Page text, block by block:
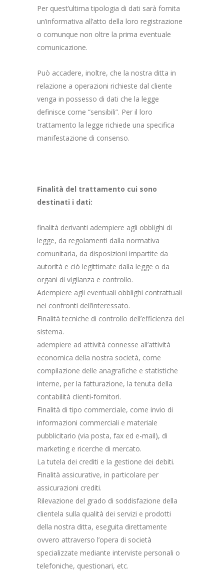
Per quest’ultima tipologia di dati sarà fornita
un’informativa all’atto della loro registrazione
o comunque non oltre la prima eventuale
comunicazione.
Può accadere, inoltre, che la nostra ditta in
relazione a operazioni richieste dal cliente
venga in possesso di dati che la legge
definisce come “sensibili”. Per il loro
trattamento la legge richiede una specifica
manifestazione di consenso.
Finalità del trattamento cui sono
destinati i dati:
finalità derivanti adempiere agli obblighi di
legge, da regolamenti dalla normativa
comunitaria, da disposizioni impartite da
autorità e ciò legittimate dalla legge o da
organi di vigilanza e controllo.
Adempiere agli eventuali obblighi contrattuali
nei confronti dell’interessato.
Finalità tecniche di controllo dell’efficienza del
sistema.
adempiere ad attività connesse all’attività
economica della nostra società, come
compilazione delle anagrafiche e statistiche
interne, per la fatturazione, la tenuta della
contabilità clienti-fornitori.
Finalità di tipo commerciale, come invio di
informazioni commerciali e materiale
pubblicitario (via posta, fax ed e-mail), di
marketing e ricerche di mercato.
La tutela dei crediti e la gestione dei debiti.
Finalità assicurative, in particolare per
assicurazioni crediti.
Rilevazione del grado di soddisfazione della
clientela sulla qualità dei servizi e prodotti
della nostra ditta, eseguita direttamente
ovvero attraverso l’opera di società
specializzate mediante interviste personali o
telefoniche, questionari, etc.